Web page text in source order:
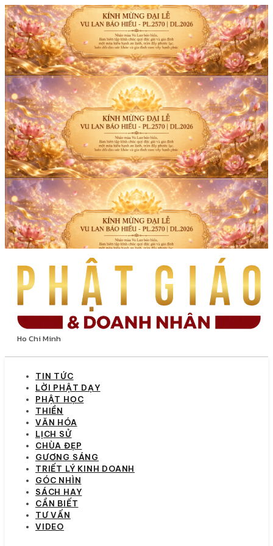
Ho Chi Minh
TIN TỨC
LỜI PHẬT DẠY
PHẬT HỌC
THIỀN
VĂN HÓA
LỊCH SỬ
CHÙA ĐẸP
GƯƠNG SÁNG
TRIẾT LÝ KINH DOANH
GÓC NHÌN
SÁCH HAY
CẦN BIẾT
TƯ VẤN
VIDEO